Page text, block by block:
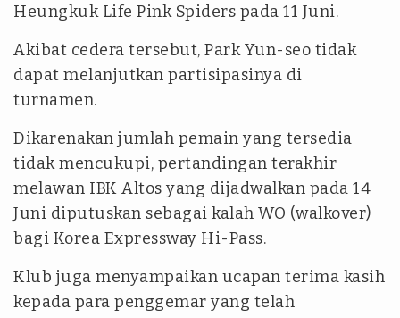
Heungkuk Life Pink Spiders pada 11 Juni.
Akibat cedera tersebut, Park Yun-seo tidak
dapat melanjutkan partisipasinya di
turnamen.
Dikarenakan jumlah pemain yang tersedia
tidak mencukupi, pertandingan terakhir
melawan IBK Altos yang dijadwalkan pada 14
Juni diputuskan sebagai kalah WO (walkover)
bagi Korea Expressway Hi-Pass.
Klub juga menyampaikan ucapan terima kasih
kepada para penggemar yang telah